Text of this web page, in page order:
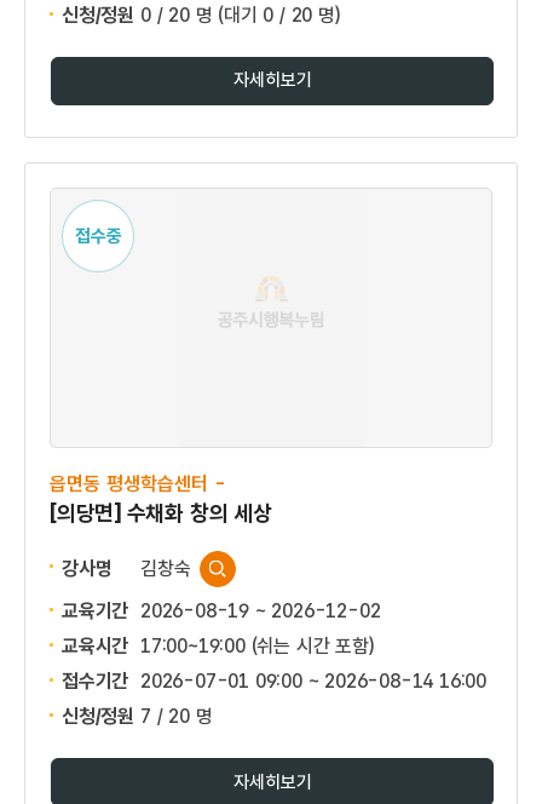
신청/정원 0 / 20 명 (대기 0 / 20 명)
자세히보기
접수중
읍면동 평생학습센터 -
[의당면] 수채화 창의 세상
강사명
김창숙
교육기간 2026-08-19 ~ 2026-12-02
교육시간 17:00~19:00 (쉬는 시간 포함)
접수기간 2026-07-01 09:00 ~ 2026-08-14 16:00
신청/정원 7 / 20 명
자세히보기